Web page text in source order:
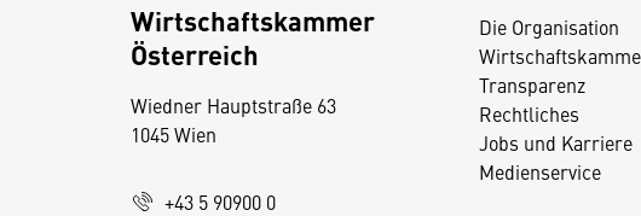
Die Organisation
Transparenz
Rechtliches
Jobs und Karriere
Medienservice
Wirtschaftskammer
Österreich
Wiedner Hauptstraße 63
1045 Wien
+43 5 90900 0